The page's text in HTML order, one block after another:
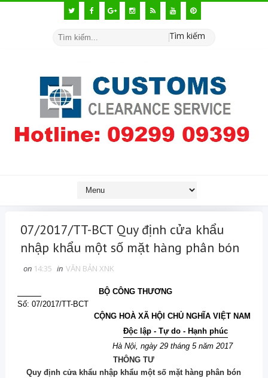
Tìm kiếm
07/2017/TT-BCT Quy định cửa khẩu
nhập khẩu một số mặt hàng phân bón
on 14:35 in VĂN BẢN XNK
BỘ CÔNG THƯƠNG
Số: 07/2017/TT-BCT
CỘNG HOÀ XÃ HỘI CHỦ NGHĨA VIỆT NAM
Độc lập - Tự do - Hạnh phúc
Hà Nội, ngày 29 tháng 5 năm 2017
THÔNG TƯ
Quy định cửa khẩu nhập khẩu một số mặt hàng phân bón